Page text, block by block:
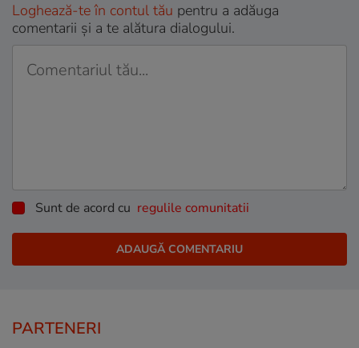
Loghează-te în contul tău pentru a adăuga
comentarii și a te alătura dialogului.
Sunt de acord cu regulile comunitatii
PARTENERI